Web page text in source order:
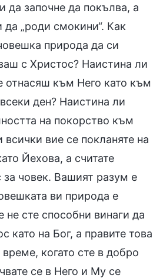
да започне да покълва, а
да „роди смокини“. Как
природа да си
с Христос? Наистина ли
отнасяш към Него като към
ден? Наистина ли
на покорство към
всички вие се покланяте на
Йехова, а считате
човек. Вашият разум е
ви природа е
не сте способни винаги да
като на Бог, а правите това
когато сте в добро
се в Него и Му се